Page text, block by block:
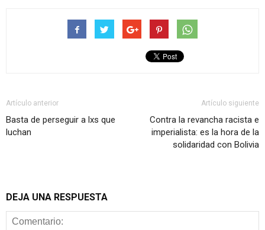
Artículo anterior
Basta de perseguir a lxs que
luchan
Artículo siguiente
Contra la revancha racista e
imperialista: es la hora de la
solidaridad con Bolivia
DEJA UNA RESPUESTA